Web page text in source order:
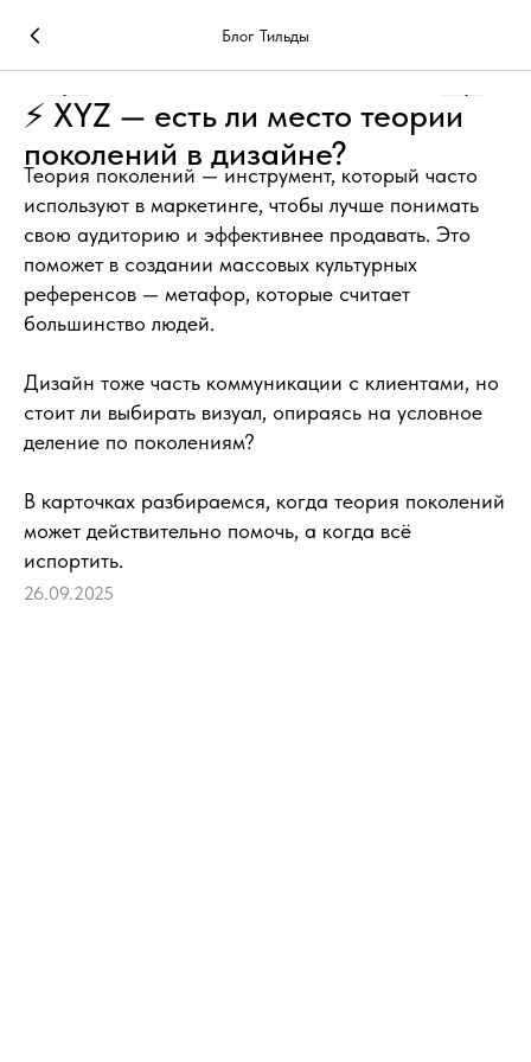
Блог Тильды
⚡ XYZ — есть ли место теории
поколений в дизайне?
Теория поколений — инструмент, который часто
используют в маркетинге, чтобы лучше понимать
свою аудиторию и эффективнее продавать. Это
поможет в создании массовых культурных
референсов — метафор, которые считает
большинство людей.
Дизайн тоже часть коммуникации с клиентами, но
стоит ли выбирать визуал, опираясь на условное
деление по поколениям?
В карточках разбираемся, когда теория поколений
может действительно помочь, а когда всё
испортить.
26.09.2025